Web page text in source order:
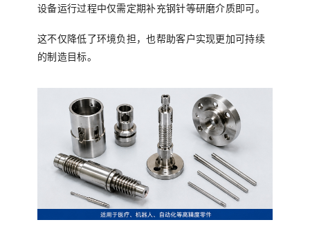
设备运行过程中仅需定期补充钢针等研磨介质即可。
这不仅降低了环境负担，也帮助客户实现更加可持续
的制造目标。